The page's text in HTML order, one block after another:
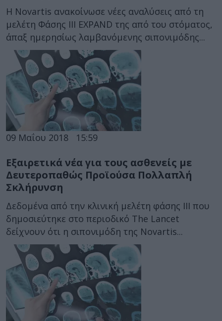
Η Νovartis ανακοίνωσε νέες αναλύσεις από τη
μελέτη Φάσης III EXPAND της από του στόματος,
άπαξ ημερησίως λαμβανόμενης σιπονιμόδης...
09 Μαΐου 2018 15:59
Εξαιρετικά νέα για τους ασθενείς με
Δευτεροπαθώς Προϊούσα Πολλαπλή
Σκλήρυνση
Δεδομένα από την κλινική μελέτη φάσης III που
δημοσιεύτηκε στο περιοδικό The Lancet
δείχνουν ότι η σιπονιμόδη της Novartis...